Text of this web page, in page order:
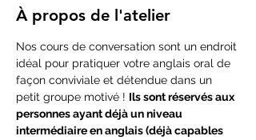
À propos de l'atelier
Nos cours de conversation sont un endroit
idéal pour pratiquer votre anglais oral de
façon conviviale et détendue dans un
petit groupe motivé ! Ils sont réservés aux
personnes ayant déjà un niveau
intermédiaire en anglais (déjà capables